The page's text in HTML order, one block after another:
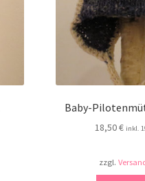
Baby-
18,50€ inkl.
zzgl.